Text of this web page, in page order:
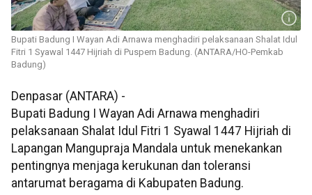
Bupati Badung I Wayan Adi Arnawa menghadiri pelaksanaan Shalat Idul
Fitri 1 Syawal 1447 Hijriah di Puspem Badung. (ANTARA/HO-Pemkab
Badung)
Denpasar (ANTARA) -
Bupati Badung I Wayan Adi Arnawa menghadiri
pelaksanaan Shalat Idul Fitri 1 Syawal 1447 Hijriah di
Lapangan Mangupraja Mandala untuk menekankan
pentingnya menjaga kerukunan dan toleransi
antarumat beragama di Kabupaten Badung.